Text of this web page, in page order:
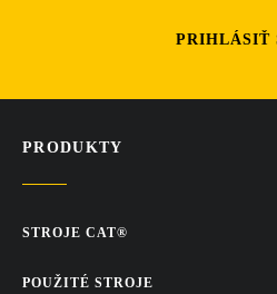
PRIHLÁSIŤ
PRODUKTY
STROJE CAT®
POUŽITÉ STROJE